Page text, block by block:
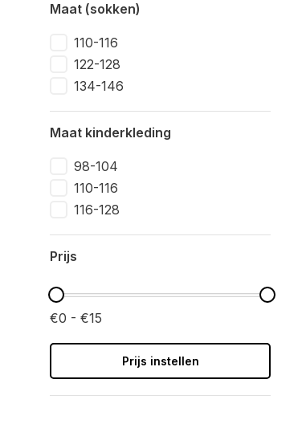
Maat (sokken)
110-116
122-128
134-146
Maat kinderkleding
98-104
110-116
116-128
Prijs
€0 - €15
Prijs instellen